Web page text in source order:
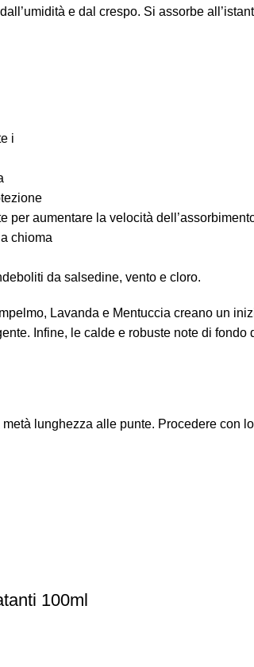
e dal crespo. Si assorbe
i
aumentare la velocità
chioma
da salsedine, vento e cloro.
Lavanda e Mentuccia creano un
Infine, le calde e robuste note di
lunghezza alle punte. Procedere con
100ml